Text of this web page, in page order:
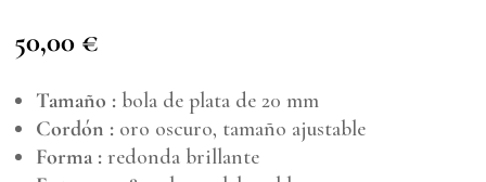
50,00 €
Tamaño : bola de plata de 20 mm
Cordón : oro oscuro, tamaño ajustable
Forma : redonda brillante